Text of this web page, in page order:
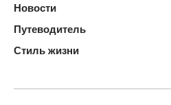
Новости
Путеводитель
Стиль жизни